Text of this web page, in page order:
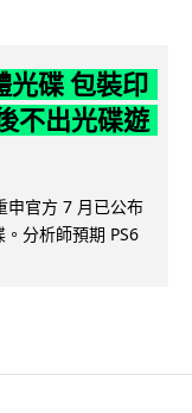
碟 包裝印
不出光碟遊
申官方 7 月已公布
分析師預期 PS6